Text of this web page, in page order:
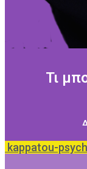
Τι
kappatou-